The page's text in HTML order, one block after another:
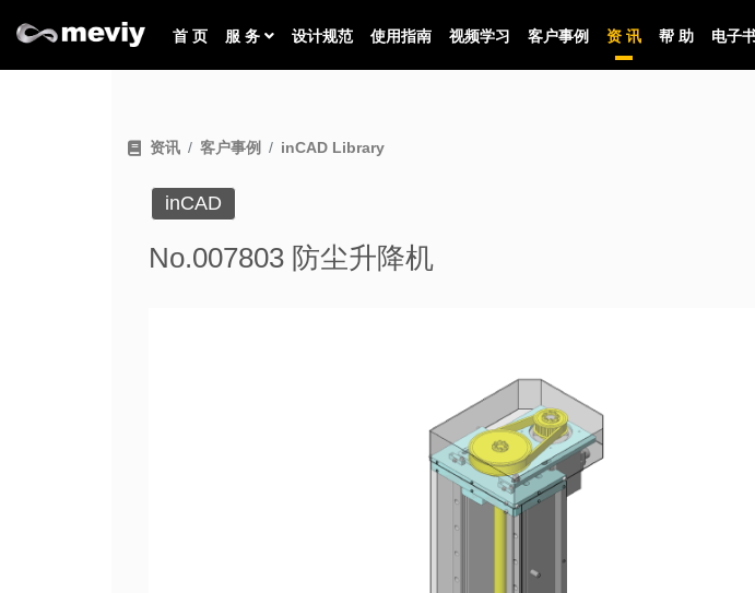
首 页 服 务 设计规范 使用指南 视频学习 客户事例 资 讯 帮 助 电子
资讯 客户事例 inCAD Library
inCAD
No.007803 防尘升降机